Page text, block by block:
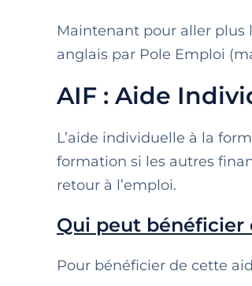
Maintenant pour aller plus
anglais par Pole Emploi
AIF : Aide
L’aide individuelle à la
formation si les autres
retour à l’emploi.
Qui peut bénéficier
Pour bénéficier de cette